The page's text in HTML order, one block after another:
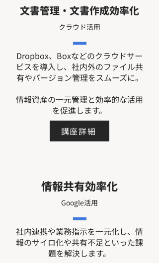
文書管理・文書作成効率化
クラウド活用
Dropbox、Boxなどのクラウドサー
ビスを導入し、社内外のファイル共
有やバージョン管理をスムーズに。
情報資産の一元管理と効率的な活用
を促進します。
講座詳細
情報共有効率化
Google活用
社内連携や業務指示を一元化し、情
報のサイロ化や共有不足といった課
題を解決します。